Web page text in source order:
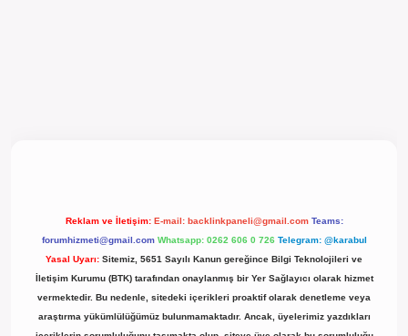
Reklam ve İletişim: E-mail: backlinkpaneli@gmail.com Teams:
forumhizmeti@gmail.com Whatsapp: 0262 606 0 726 Telegram: @karabul
Yasal Uyarı: Sitemiz, 5651 Sayılı Kanun gereğince Bilgi Teknolojileri ve
İletişim Kurumu (BTK) tarafından onaylanmış bir Yer Sağlayıcı olarak hizmet
vermektedir. Bu nedenle, sitedeki içerikleri proaktif olarak denetleme veya
araştırma yükümlülüğümüz bulunmamaktadır. Ancak, üyelerimiz yazdıkları